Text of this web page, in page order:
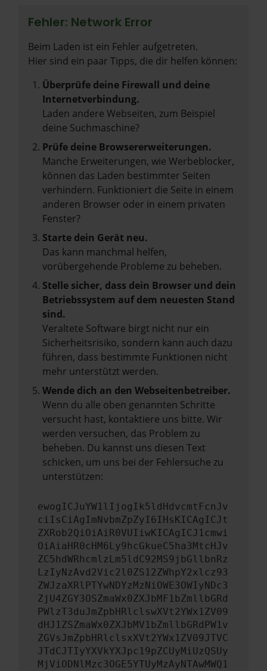
Fehler: Network Error
Beim Laden ist ein Fehler aufgetreten.
Hier sind ein paar Tipps, die dir helfen können:
Überprüfe deine Firewall und deine
Internetverbindung.
Laden andere Webseiten, zum Beispiel
deine Suchmaschine?
Prüfe deine Browsererweiterungen.
Manche Erweiterungen, wie Werbeblocker,
können das Laden bestimmter Seiten
verhindern. Funktioniert die Seite in einem
anderen Browser oder in einem privaten
Fenster?
Starte dein Gerät neu.
Das kann manchmal helfen,
vorübergehende Probleme zu beheben.
Stelle sicher, dass dein Browser und dein
Betriebssystem auf dem neuesten Stand
sind.
Veraltete Software birgt nicht nur ein
Sicherheitsrisiko, sondern kann auch dazu
führen, dass bestimmte Funktionen nicht
mehr unterstützt werden.
Wende dich an den Webseitenbetreiber.
Wenn du alle oben genannten Schritte
versucht hast, kontaktiere uns bitte. Wir
werden versuchen, das Problem zu
beheben. Du kannst uns diesen Text
schicken, um uns bei der Fehlersuche zu
unterstützen:
ewogICJuYW1lIjogIk5ldHdvcmtFcnJv
ciIsCiAgImNvbmZpZyI6IHsKICAgICJt
ZXRob2QiOiAiR0VUIiwKICAgICJ1cmwi
OiAiaHR0cHM6Ly9hcGkueC5ha3MtcHJv
ZC5hdWRhcmlzLm5ldC92MS9jbGllbnRz
LzIyNzAvd2Vic2l0ZS12ZWhpY2xlcz93
ZWJzaXRlPTYwNDYzMzNiOWE3OWIyNDc3
ZjU4ZGY3OSZmaWx0ZXJbMF1bZmllbGRd
PWlzT3duJmZpbHRlclswXVt2YWx1ZV09
dHJ1ZSZmaWx0ZXJbMV1bZmllbGRdPW1v
ZGVsJmZpbHRlclsxXVt2YWx1ZV09JTVC
JTdCJTIyYXVkYXJpc19pZCUyMiUzQSUy
MjViODNlMzc3OGE5YTUyMzAyNTAwMWQ1